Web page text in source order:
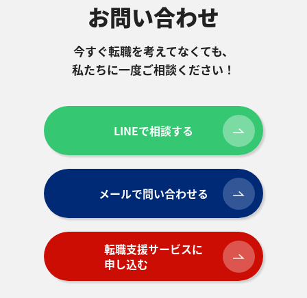
お問い合わせ
今すぐ転職を考えてなくても、
私たちに一度ご相談ください！
LINEで相談する
メールで問い合わせる
転職支援サービスに
申し込む